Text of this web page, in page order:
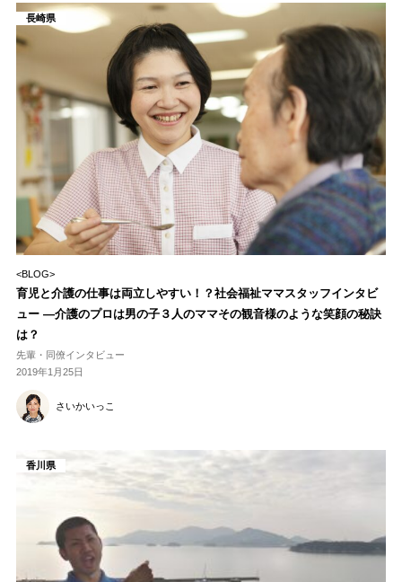
長崎県
<BLOG>
育児と介護の仕事は両立しやすい！？社会福祉ママスタッフインタビ
ュー ―介護のプロは男の子３人のママその観音様のような笑顔の秘訣
は？
先輩・同僚インタビュー
2019年1月25日
さいかいっこ
香川県